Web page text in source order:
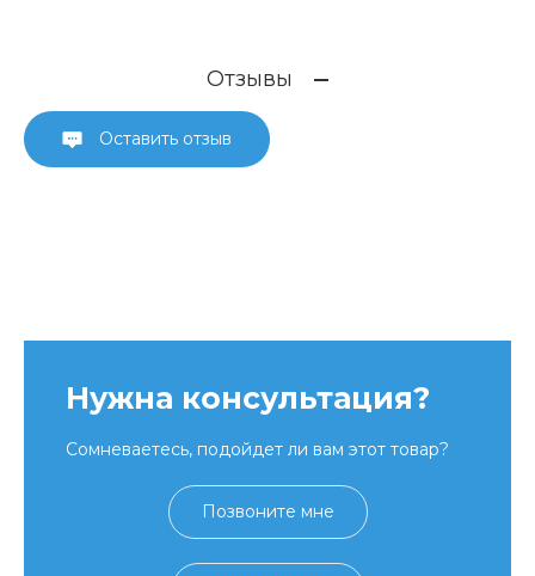
Отзывы
Оставить отзыв
Нужна консультация?
Сомневаетесь, подойдет ли вам этот товар?
Позвоните мне